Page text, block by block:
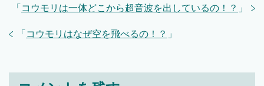
「 コウモリは一体どこから超音波を出しているの！？ 」
「 コウモリはなぜ空を飛べるの！？ 」